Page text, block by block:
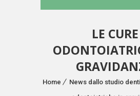
LE CURE
Home News dallo studio